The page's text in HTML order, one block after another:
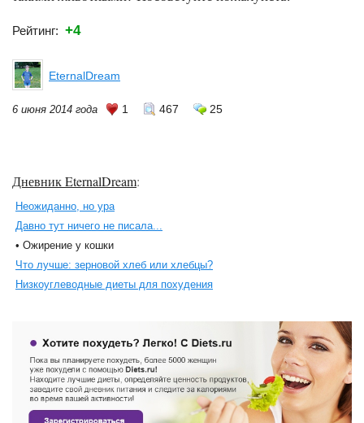
Рейтинг: +4
EternalDream
6 июня 2014 года 1 467 25
Дневник EternalDream:
Неожиданно, но ура
Давно тут ничего не писала...
• Ожирение у кошки
Что лучше: зерновой хлеб или хлебцы?
Низкоуглеводные диеты для похудения